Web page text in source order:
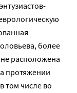
более
расположена
протяжении
том числе во